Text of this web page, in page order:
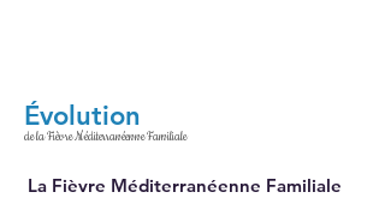
Évolution
de la Fièvre Méditerranéenne Familiale
La Fièvre Méditerranéenne Familiale